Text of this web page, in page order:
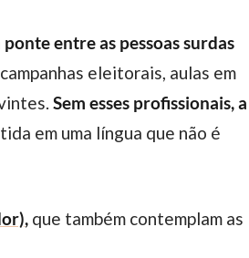
ponte entre as pessoas surdas
eleitorais, aulas em
Sem esses profissionais, a
em uma língua que não é
, que também contemplam as